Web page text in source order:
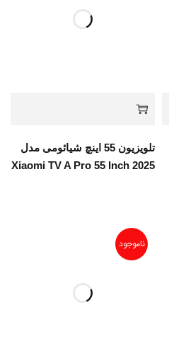
تلویزیون 55 اینچ شیائومی مدل
Xiaomi TV A Pro 55 Inch 2025
ناموجود